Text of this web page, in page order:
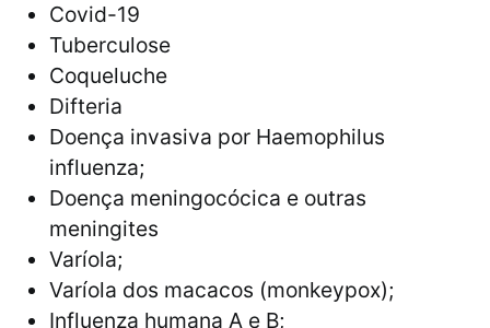
Covid-19
Tuberculose
Coqueluche
Difteria
Doença invasiva por Haemophilus
influenza;
Doença meningocócica e outras
meningites
Varíola;
Varíola dos macacos (monkeypox);
Influenza humana A e B;